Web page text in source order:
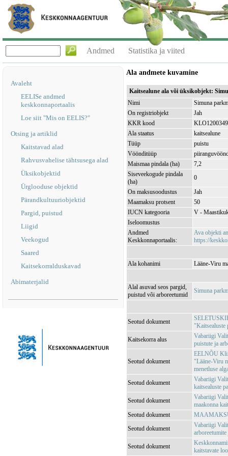
Andmed Statistika ja viited
Avaleht
EELISe andmed
keskkonnaportaalis
Loe siit "Mis on EELIS?"
Otsing ja artiklid
Kaitstavad alad
Rahvusvahelise tähtsusega alad
Üksikobjektid
Ürglooduse objektid
Pärandkultuuriobjektid
Pargid, puistud
Liigid
Veekogud
Saared
Kaitsekorralduskavad
Abimaterjalid
Ala andmete kuvamine
Kaitsealune ala või üksikobjekt:
Nimi
Simuna
On registriobjekt
Jah
KKR kood
KLO1200349
Ala staatus
kaitsealune
Tüüp
puistu
Vöönditüüp
Maismaa pindala (ha)
7,2
Siseveekogude pindala
(ha)
0
On maksusoodustus
Jah
Maamaksu protsent
50
IUCN kategooria
V -
Iseloomustus
Andmed
Keskkonnaportaalis:
Ava objekti
https://
Ala kohanimi Lääne-Viru
Alal asuvad seos pargid,
puistud või arboreetumid
Simuna
Seotud dokument
"Kaitsealuste
Kaitsekorra alus
Vabariigi
puistute ja
Seotud dokument
EELNÕU
"Lääne-Viru
menetluse
Seotud dokument
Vabariigi
kaitsealuste
Seotud dokument
Vabariigi
maakonna
Seotud dokument
Seotud dokument
Vabariigi
Seotud dokument
kaitstavate